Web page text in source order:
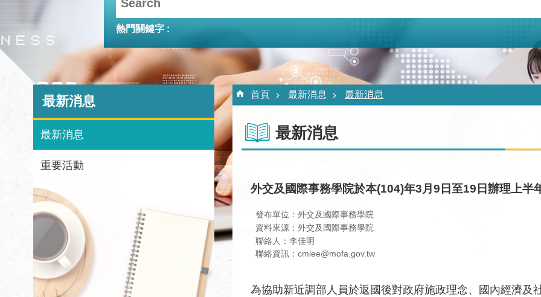
熱門關鍵字
最新消息
最新消息
重要活動
::: 首頁 最新消息 最新消息
最新消息
外交及國際事務學院於本(104)年3月9日至19日辦理上半
發布單位：外交及國際事務學院
資料來源：外交及國際事務學院
聯絡人：李佳明
聯絡資訊：cmlee@mofa.gov.tw
為協助新近調部人員於返國後對政府施政理念、國內經濟及